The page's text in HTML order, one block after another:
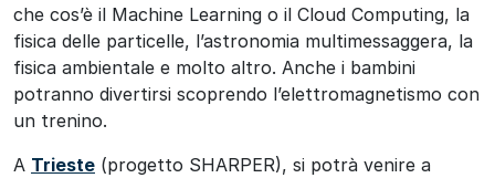
che cos’è il Machine Learning o il Cloud Computing, la
fisica delle particelle, l’astronomia multimessaggera, la
fisica ambientale e molto altro. Anche i bambini
potranno divertirsi scoprendo l’elettromagnetismo con
un trenino.
A Trieste (progetto SHARPER), si potrà venire a